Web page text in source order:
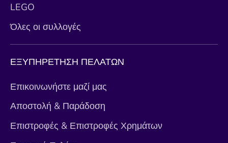
LEGO
Όλες οι συλλογές
ΕΞΥΠΗΡΕΤΗΣΗ ΠΕΛΑΤΩΝ
Επικοινωνήστε μαζί μας
Αποστολή & Παράδοση
Επιστροφές & Επιστροφές Χρημάτων